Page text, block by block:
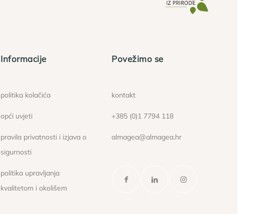
Informacije
politika kolačića
opći uvjeti
pravila privatnosti i izjava o
sigurnosti
politika upravljanja
kvalitetom i okolišem
Povežimo se
kontakt
+385 (0)1 7794 118
almagea@almagea.hr